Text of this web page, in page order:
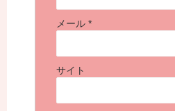
メール *
サイト